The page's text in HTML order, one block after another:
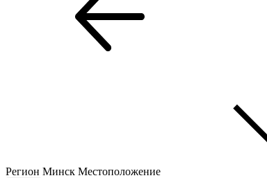
Регион Минск Местоположение